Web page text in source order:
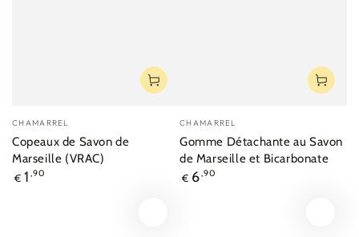
Fournisseur:
CHAMARREL
Copeaux de Savon de
Marseille (VRAC)
Prix
€ 1 ,90
Fournisseur:
CHAMARREL
Gomme Détachante au Savon
de Marseille et Bicarbonate
Prix
€ 6 ,90